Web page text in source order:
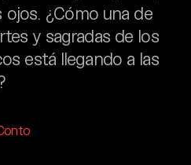
ojos. ¿Cómo una de
y sagradas de los
está llegando a las